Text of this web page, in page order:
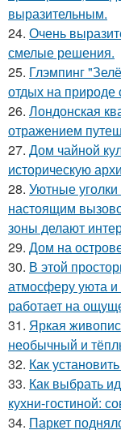
выразительным.
24. Очень
смелые решения.
25. Глэмпинг
отдых на
26. Лондонская
отражением
27. Дом чайной
историческую
28. Уютные
настоящим
зоны делают
29. Дом на
30. В этой
атмосферу уюта
работает на
31. Яркая
необычный и
32. Как
33. Как выбрать
кухни-гостиной:
34. Паркет